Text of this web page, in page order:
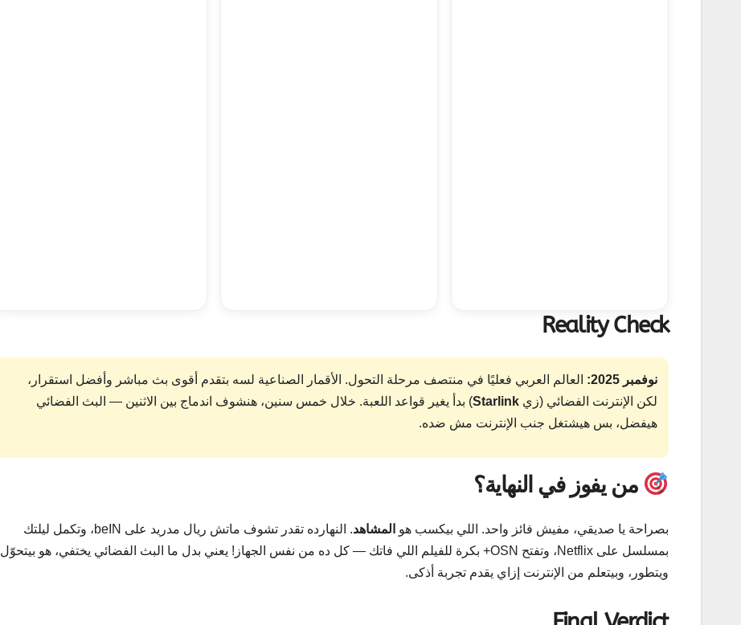
Reality Check
نوفمبر 2025:
العالم العربي فعليًا في منتصف مرحلة التحول. الأقمار الصناعية لسه بتقدم أقوى بث مباشر وأفضل استقرار،
لكن الإنترنت الفضائي (زي Starlink) بدأ يغير قواعد اللعبة. خلال خمس سنين، هنشوف اندماج بين الاثنين — البث الفضائي
هيفضل، بس هيشتغل جنب الإنترنت مش ضده.
من يفوز في النهاية؟
بصراحة يا صديقي، مفيش فائز واحد. اللي بيكسب هو المشاهد
. النهارده تقدر تشوف ماتش ريال مدريد على beIN، وتكمل ليلتك
بمسلسل على Netflix، وتفتح OSN+ بكرة للفيلم اللي فاتك — كل ده من نفس الجهاز! يعني بدل ما البث الفضائي يختفي، هو بيتحوّل
ويتطور، وبيتعلم من الإنترنت إزاي يقدم تجربة أذكى.